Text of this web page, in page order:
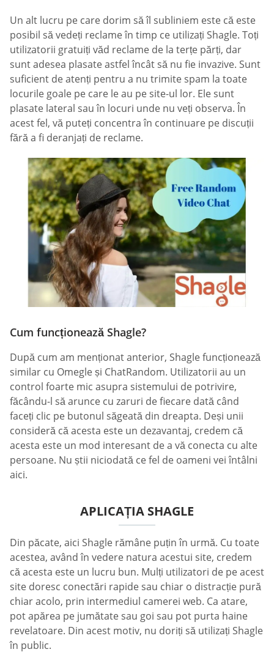
Un alt lucru pe care dorim să îl subliniem este că este
posibil să vedeți reclame în timp ce utilizați Shagle. Toți
utilizatorii gratuiți văd reclame de la terțe părți, dar
sunt adesea plasate astfel încât să nu fie invazive. Sunt
suficient de atenți pentru a nu trimite spam la toate
locurile goale pe care le au pe site-ul lor. Ele sunt
plasate lateral sau în locuri unde nu veți observa. În
acest fel, vă puteți concentra în continuare pe discuții
fără a fi deranjați de reclame.
Cum funcționează Shagle?
După cum am menționat anterior, Shagle funcționează
similar cu Omegle și ChatRandom. Utilizatorii au un
control foarte mic asupra sistemului de potrivire,
făcându-l să arunce cu zaruri de fiecare dată când
faceți clic pe butonul săgeată din dreapta. Deși unii
consideră că acesta este un dezavantaj, credem că
acesta este un mod interesant de a vă conecta cu alte
persoane. Nu știi niciodată ce fel de oameni vei întâlni
aici.
APLICAȚIA SHAGLE
Din păcate, aici Shagle rămâne puțin în urmă. Cu toate
acestea, având în vedere natura acestui site, credem
că acesta este un lucru bun. Mulți utilizatori de pe acest
site doresc conectări rapide sau chiar o distracție pură
chiar acolo, prin intermediul camerei web. Ca atare,
pot apărea pe jumătate sau goi sau pot purta haine
revelatoare. Din acest motiv, nu doriți să utilizați Shagle
în public.